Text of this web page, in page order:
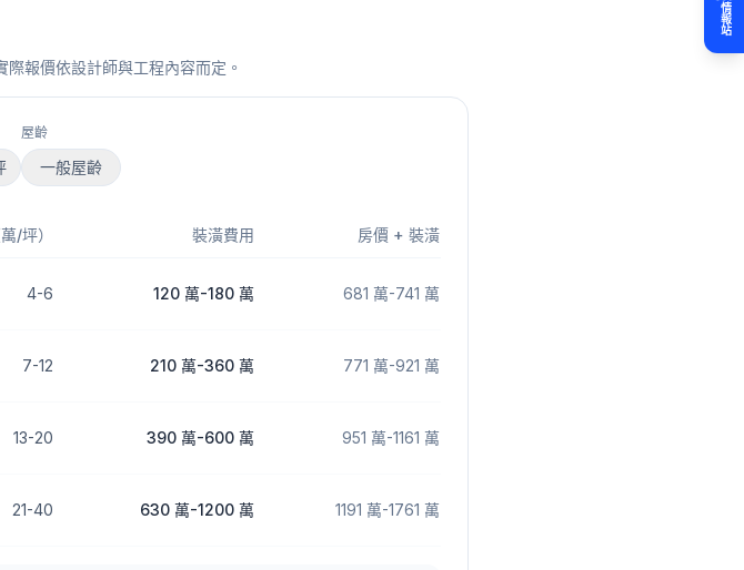
報價依設計師與工程內容而定。
屋齡
一般屋齡
/坪） 裝潢費用 房價 + 裝潢
4-6 120 萬-180 萬 681 萬-741 萬
7-12 210 萬-360 萬 771 萬-921 萬
13-20 390 萬-600 萬 951 萬-1161 萬
21-40 630 萬-1200 萬 1191 萬-1761 萬
情報站